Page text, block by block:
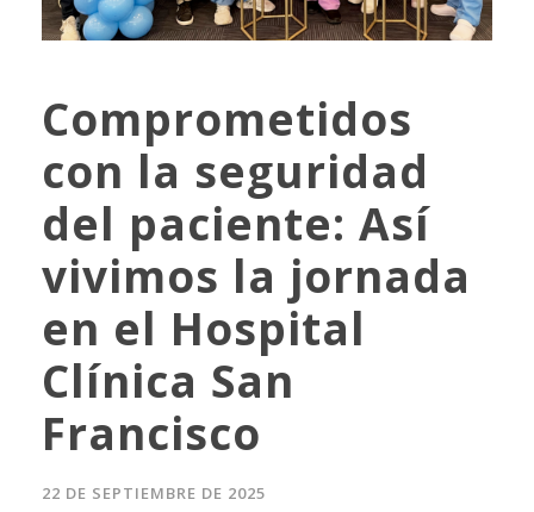
Comprometidos
con la seguridad
del paciente: Así
vivimos la jornada
en el Hospital
Clínica San
Francisco
22 DE SEPTIEMBRE DE 2025